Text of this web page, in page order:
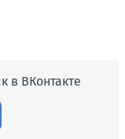
в ВКонтакте